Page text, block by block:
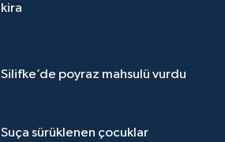
kira
Silifke’de poyraz mahsulü vurdu
Suça sürüklenen çocuklar